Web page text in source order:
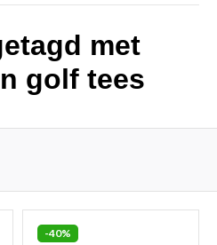
met
golf tees
-40%